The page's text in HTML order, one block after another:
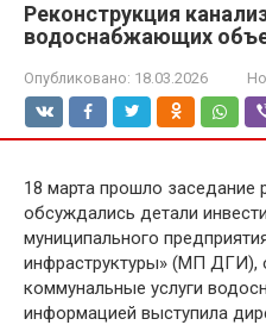
Реконструкция
водоснабжающих
Опубликовано: 18.03.2026
18 марта прошло заседание
обсуждались детали
муниципального
инфраструктуры» (МП ДГИ),
коммунальные услуги
информацией выступила